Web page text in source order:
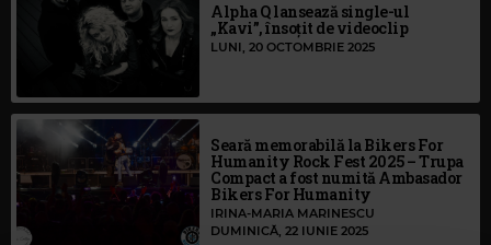
Alpha Q lansează single-ul
„Kavi”, însoțit de videoclip
LUNI, 20 OCTOMBRIE 2025
Seară memorabilă la Bikers For
Humanity Rock Fest 2025 – Trupa
Compact a fost numită Ambasador
Bikers For Humanity
IRINA-MARIA MARINESCU
DUMINICĂ, 22 IUNIE 2025